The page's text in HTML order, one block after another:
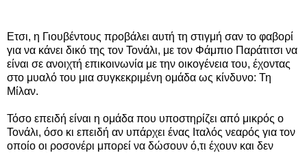
Ετσι, η Γιουβέντους προβάλει αυτή τη στιγμή σαν το φαβορί
για να κάνει δικό της τον Τονάλι, με τον Φάμπιο Παράτιτσι να
είναι σε ανοιχτή επικοινωνία με την οικογένεια του, έχοντας
στο μυαλό του μια συγκεκριμένη ομάδα ως κίνδυνο: Τη
Μίλαν.
Τόσο επειδή είναι η ομάδα που υποστηρίζει από μικρός ο
Τονάλι, όσο κι επειδή αν υπάρχει ένας Ιταλός νεαρός για τον
οποίο οι ροσονέρι μπορεί να δώσουν ό,τι έχουν και δεν